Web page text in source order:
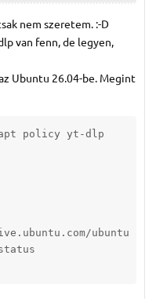
nem szeretem. :-D
van fenn, de legyen,
Ubuntu 26.04-be. Megint
policy yt-dlp
ubuntu